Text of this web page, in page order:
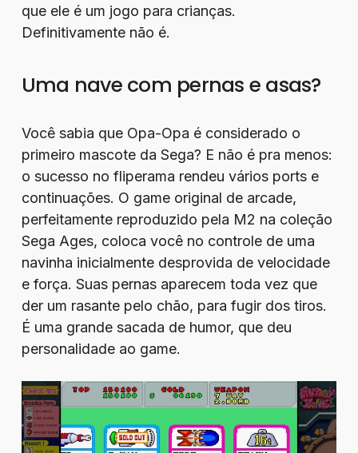
que ele é um jogo para crianças.
Definitivamente não é.
Uma nave com pernas e asas?
Você sabia que Opa-Opa é considerado o
primeiro mascote da Sega? E não é pra menos:
o sucesso no fliperama rendeu vários ports e
continuações. O game original de arcade,
perfeitamente reproduzido pela M2 na coleção
Sega Ages, coloca você no controle de uma
navinha inicialmente desprovida de velocidade
e força. Suas pernas aparecem toda vez que
der um rasante pelo chão, para fugir dos tiros.
É uma grande sacada de humor, que deu
personalidade ao game.